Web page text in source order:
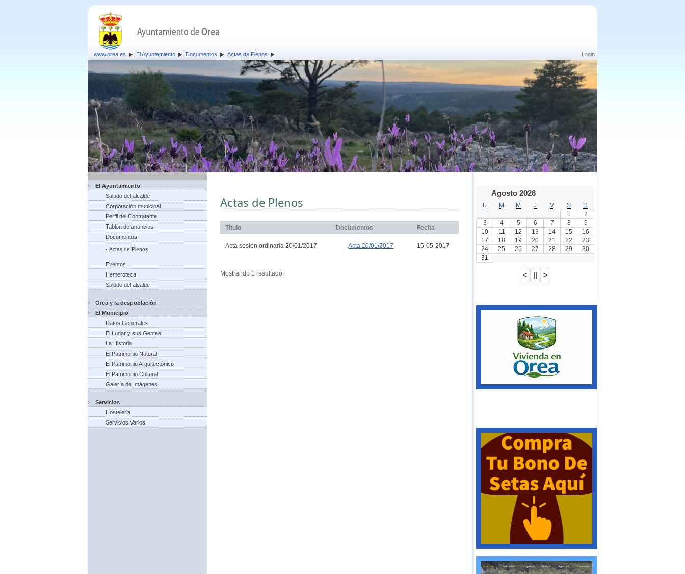
Login
www.orea.es El Ayuntamiento Documentos Actas de Plenos
El Ayuntamiento
Saludo del alcalde
Corporación municipal
Perfil del Contratante
Tablón de anuncios
Documentos
Actas de Plenos
Eventos
Hemeroteca
Saludo del alcalde
Orea y la despoblación
El Municipio
Datos Generales
El Lugar y sus Gentes
La Historia
El Patrimonio Natural
El Patrimonio Arquitectónico
El Patrimonio Cultural
Galería de Imágenes
Servicios
Hosteleria
Servicios Varios
Actas de Plenos
Título Documentos Fecha
Acta sesión ordinaria 20/01/2017 Acta 20/01/2017 15-05-2017
Mostrando 1 resultado.
Agosto 2026
M M J V S
D
1
2
3
4 5 6 7 8
9
10
11 12 13 14 15
16
17
18 19 20 21 22
23
24
25 26 27 28 29
30
31